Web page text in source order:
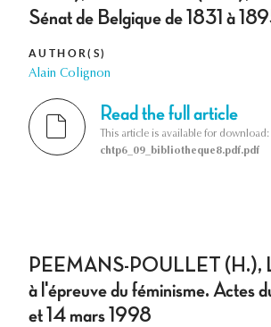
Sénat de Belgique de 1831 à
AUTHOR(S)
Alain Colignon
Read the full article
This article is available for download:
chtp6_09_bibliotheque8.pdf.pdf
PEEMANS-POULLET (H.),
à l'épreuve du féminisme. Actes
et 14 mars 1998